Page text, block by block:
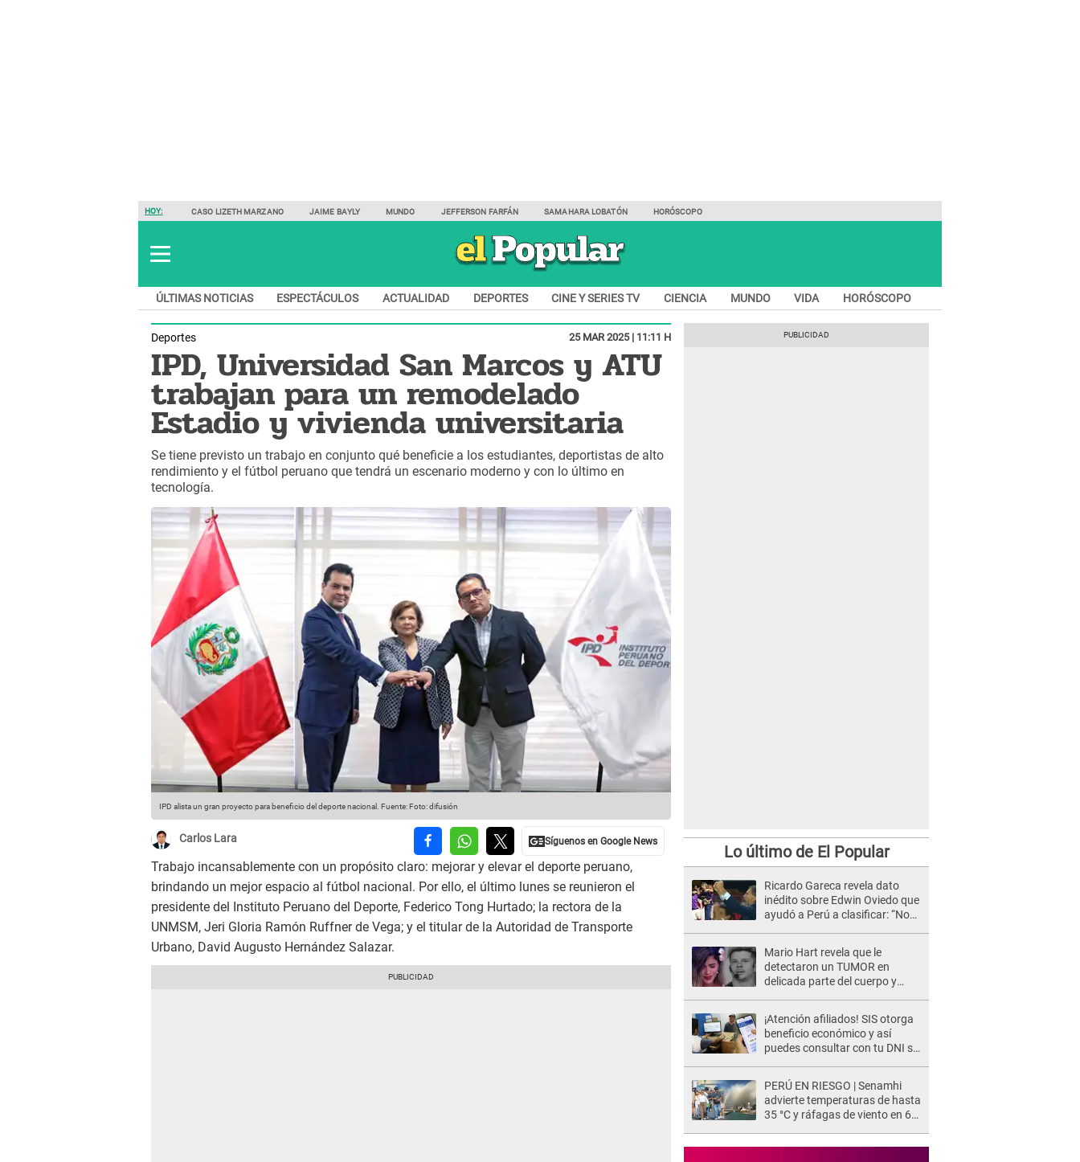
HOY: CASO LIZETH MARZANO JAIME BAYLY MUNDO JEFFERSON FARFÁN SAMAHARA LOBATÓN HORÓSCOPO
ÚLTIMAS NOTICIAS ESPECTÁCULOS ACTUALIDAD DEPORTES CINE Y SERIES TV CIENCIA MUNDO VIDA HORÓSCOPO
Deportes 25 MAR 2025 | 11:11 H
IPD, Universidad San Marcos y ATU
trabajan para un remodelado
Estadio y vivienda universitaria
Se tiene previsto un trabajo en conjunto qué beneficie a los estudiantes, deportistas de alto
rendimiento y el fútbol peruano que tendrá un escenario moderno y con lo último en
tecnología.
IPD alista un gran proyecto para beneficio del deporte nacional. Fuente: Foto: difusión
Carlos Lara
Trabajo incansablemente con un propósito claro: mejorar y elevar el deporte peruano,
brindando un mejor espacio al fútbol nacional. Por ello, el último lunes se reunieron el
presidente del Instituto Peruano del Deporte, Federico Tong Hurtado; la rectora de la
UNMSM, Jeri Gloria Ramón Ruffner de Vega; y el titular de la Autoridad de Transporte
Urbano, David Augusto Hernández Salazar.
Lo último de El Popular
Ricardo Gareca revela dato
inédito sobre Edwin Oviedo que
ayudó a Perú a clasificar: “No
Mario Hart revela que le
detectaron un TUMOR en
delicada parte del cuerpo y
¡Atención afiliados! SIS otorga
beneficio económico y así
puedes consultar con tu DNI si
PERÚ EN RIESGO | Senamhi
advierte temperaturas de hasta
35 °C y ráfagas de viento en 6